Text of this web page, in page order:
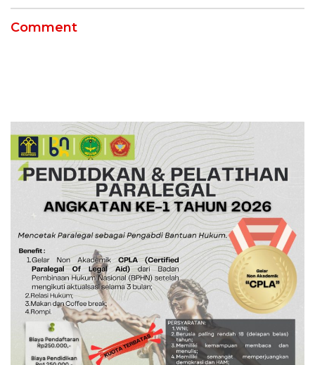
Comment